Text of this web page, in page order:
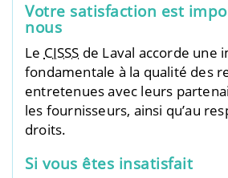
Votre satisfaction est
nous
Le CISSS de Laval accorde une
fondamentale à la qualité des
entretenues avec leurs
les fournisseurs, ainsi qu’au
droits.
Si vous êtes insatisfait